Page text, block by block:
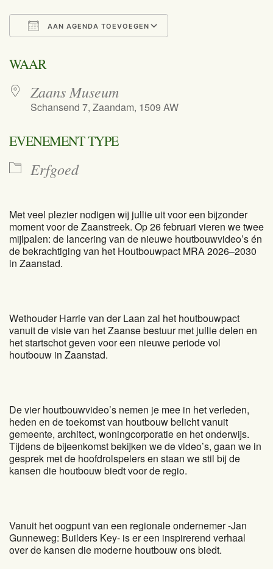
AAN AGENDA TOEVOEGEN
WAAR
Zaans Museum
Schansend 7, Zaandam, 1509 AW
EVENEMENT TYPE
Erfgoed
Met veel plezier nodigen wij jullie uit voor een bijzonder
moment voor de Zaanstreek. Op 26 februari vieren we twee
mijlpalen: de lancering van de nieuwe houtbouwvideo’s én
de bekrachtiging van het Houtbouwpact MRA 2026–2030
in Zaanstad.
Wethouder Harrie van der Laan zal het houtbouwpact
vanuit de visie van het Zaanse bestuur met jullie delen en
het startschot geven voor een nieuwe periode vol
houtbouw in Zaanstad.
De vier houtbouwvideo’s nemen je mee in het verleden,
heden en de toekomst van houtbouw belicht vanuit
gemeente, architect, woningcorporatie en het onderwijs.
Tijdens de bijeenkomst bekijken we de video’s, gaan we in
gesprek met de hoofdrolspelers en staan we stil bij de
kansen die houtbouw biedt voor de regio.
Vanuit het oogpunt van een regionale ondernemer -Jan
Gunneweg: Builders Key- is er een inspirerend verhaal
over de kansen die moderne houtbouw ons biedt.